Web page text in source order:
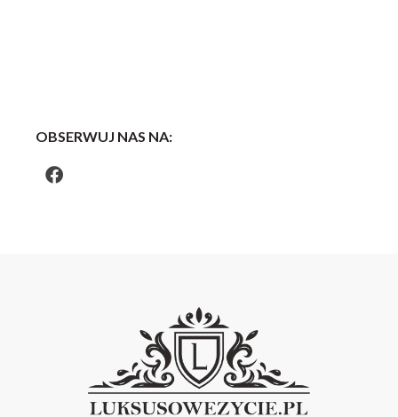
OBSERWUJ NAS NA: